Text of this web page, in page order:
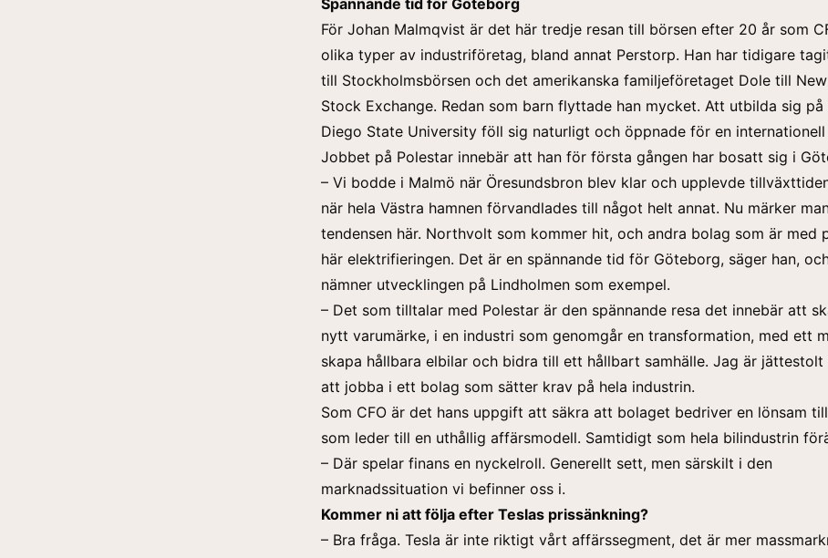
För Johan Malmqvist är det här tredje resan till börsen efter 20 år som
olika typer av industriföretag, bland annat Perstorp. Han har tidigare
till Stockholmsbörsen och det amerikanska familjeföretaget Dole till
Stock Exchange. Redan som barn flyttade han mycket. Att utbilda sig på
Diego State University föll sig naturligt och öppnade för en internationell
Jobbet på Polestar innebär att han för första gången har bosatt sig i
– Vi bodde i Malmö när Öresundsbron blev klar och upplevde
när hela Västra hamnen förvandlades till något helt annat. Nu märker
tendensen här. Northvolt som kommer hit, och andra bolag som är med
här elektrifieringen. Det är en spännande tid för Göteborg, säger han,
nämner utvecklingen på Lindholmen som exempel.
– Det som tilltalar med Polestar är den spännande resa det innebär att
nytt varumärke, i en industri som genomgår en transformation, med ett
skapa hållbara elbilar och bidra till ett hållbart samhälle. Jag är jättestolt
att jobba i ett bolag som sätter krav på hela industrin.
Som CFO är det hans uppgift att säkra att bolaget bedriver en lönsam
som leder till en uthållig affärsmodell. Samtidigt som hela bilindustrin
– Där spelar finans en nyckelroll. Generellt sett, men särskilt i den
marknadssituation vi befinner oss i.
Kommer ni att följa efter Teslas prissänkning?
– Bra fråga. Tesla är inte riktigt vårt affärssegment, det är mer